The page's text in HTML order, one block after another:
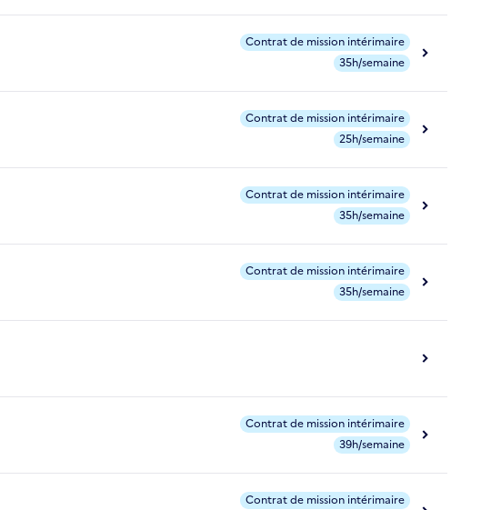
Contrat de mission intérimaire
35h/semaine
Contrat de mission intérimaire
25h/semaine
Contrat de mission intérimaire
35h/semaine
Contrat de mission intérimaire
35h/semaine
Contrat de mission intérimaire
39h/semaine
Contrat de mission intérimaire